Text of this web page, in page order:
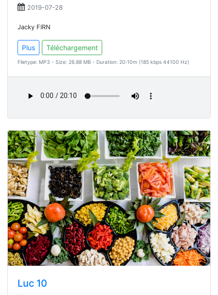
2019-07-28
Jacky FIRN
Plus Téléchargement
Filetype: MP3 - Size: 26.88 MB - Duration: 20:10m (185 kbps 44100 Hz)
Luc 10